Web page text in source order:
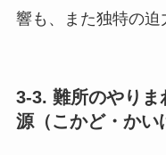
響も、また独特の迫
3-3. 難所のやりま
源（こかど・かい